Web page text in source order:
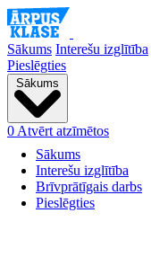
Sākums Interešu izglītība
Pieslēgties
Sākums
Sākums
Interešu izglītība
Brīvprātīgais darbs
Pieslēgties
0 Atvērt atzīmētos